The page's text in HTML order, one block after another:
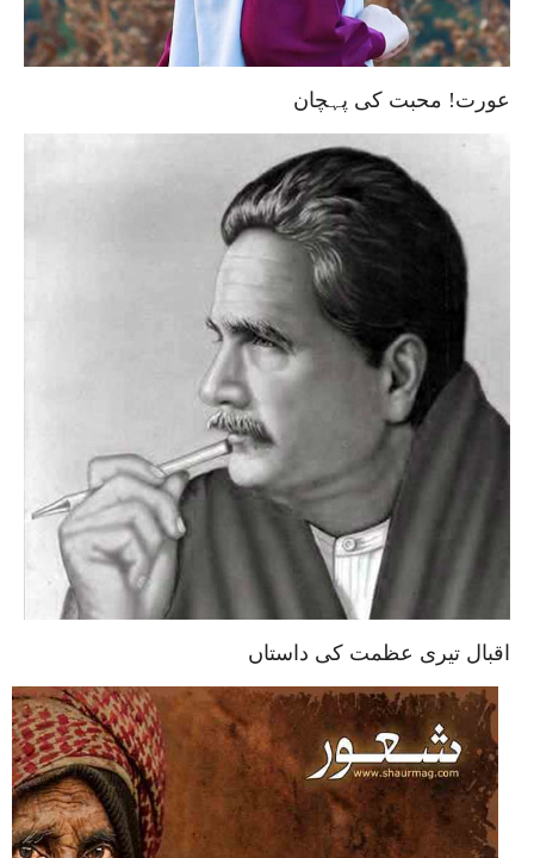
عورت! محبت کی پہچان
اقبال تیری عظمت کی داستاں